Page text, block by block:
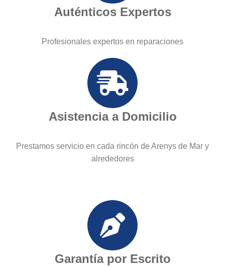
Auténticos Expertos
Profesionales expertos en reparaciones
Asistencia a Domicilio
Prestamos servicio en cada rincón de Arenys de Mar y
alrededores
Garantía por Escrito